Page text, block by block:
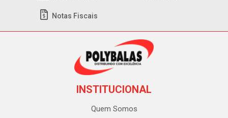
Notas Fiscais
INSTITUCIONAL
Quem Somos